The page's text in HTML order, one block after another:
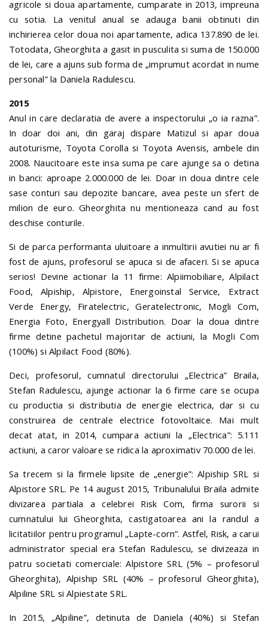
agricole si doua apartamente, cumparate in 2013, impreuna
cu sotia. La venitul anual se adauga banii obtinuti din
inchirierea celor doua noi apartamente, adica 137.890 de lei.
Totodata, Gheorghita a gasit in pusculita si suma de 150.000
de lei, care a ajuns sub forma de „imprumut acordat in nume
personal” la Daniela Radulescu.
2015
Anul in care declaratia de avere a inspectorului „o ia razna”.
In doar doi ani, din garaj dispare Matizul si apar doua
autoturisme, Toyota Corolla si Toyota Avensis, ambele din
2008. Naucitoare este insa suma pe care ajunge sa o detina
in banci: aproape 2.000.000 de lei. Doar in doua dintre cele
sase conturi sau depozite bancare, avea peste un sfert de
milion de euro. Gheorghita nu mentioneaza cand au fost
deschise conturile.
Si de parca performanta uluitoare a inmultirii avutiei nu ar fi
fost de ajuns, profesorul se apuca si de afaceri. Si se apuca
serios! Devine actionar la 11 firme: Alpiimobiliare, Alpilact
Food, Alpiship, Alpistore, Energoinstal Service, Extract
Verde Energy, Firatelectric, Geratelectronic, Mogli Com,
Energia Foto, Energyall Distribution. Doar la doua dintre
firme detine pachetul majoritar de actiuni, la Mogli Com
(100%) si Alpilact Food (80%).
Deci, profesorul, cumnatul directorului „Electrica” Braila,
Stefan Radulescu, ajunge actionar la 6 firme care se ocupa
cu productia si distributia de energie electrica, dar si cu
construirea de centrale electrice fotovoltaice. Mai mult
decat atat, in 2014, cumpara actiuni la „Electrica”: 5.111
actiuni, a caror valoare se ridica la aproximativ 70.000 de lei.
Sa trecem si la firmele lipsite de „energie”: Alpiship SRL si
Alpistore SRL. Pe 14 august 2015, Tribunalului Braila admite
divizarea partiala a celebrei Risk Com, firma surorii si
cumnatului lui Gheorghita, castigatoarea ani la randul a
licitatiilor pentru programul „Lapte-corn”. Astfel, Risk, a carui
administrator special era Stefan Radulescu, se divizeaza in
patru societati comerciale: Alpistore SRL (5% – profesorul
Gheorghita), Alpiship SRL (40% – profesorul Gheorghita),
Alpiline SRL si Alpiestate SRL.
In 2015, „Alpiline”, detinuta de Daniela (40%) si Stefan